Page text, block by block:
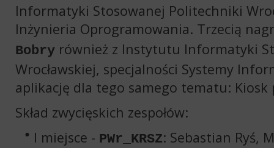
Informatyki Stosowanej Politechniki
Inżynieria Oprogramowania. Trzecią
Bobry również z Instytutu Informatyki
Wrocławskiej, specjalności Systemy
aplikację dla tego samego tematu: Kiosk
Skład zwycięskich zespołów:
I miejsce - PWr_KRSZ: Sebastian Ryś,